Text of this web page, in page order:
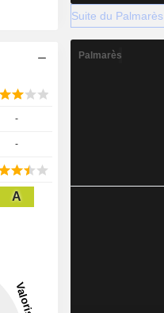
-
-
A
Suite du Palmarès
Palmarès